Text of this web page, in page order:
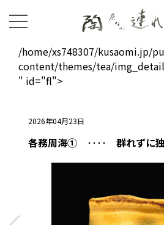
/home/xs748307/kusaomi.jp/
content/themes/tea/
" id="fl">
2026年04月23日
各務周海① ‥‥ 群れずに独